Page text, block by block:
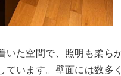
いた空間で、照明も柔ら
ています。壁面には数多